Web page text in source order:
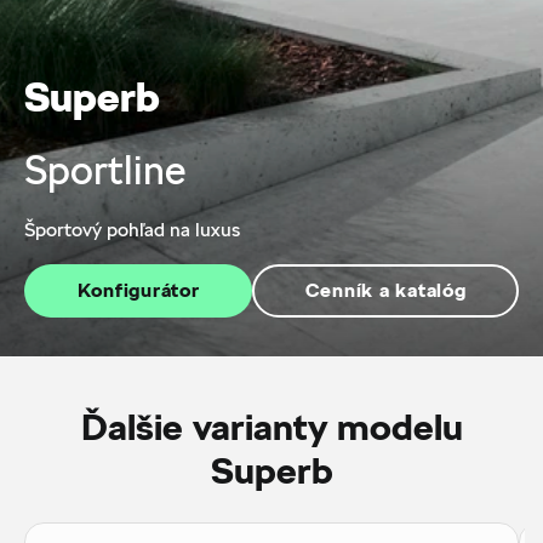
Superb
Sportline
Športový pohľad na luxus
Konfigurátor Cenník a katalóg
Ďalšie varianty modelu
Superb